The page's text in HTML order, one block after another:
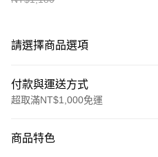
請選擇商品選項
付款與運送方式
超取滿NT$1,000免運
信用卡一次付款
商品特色